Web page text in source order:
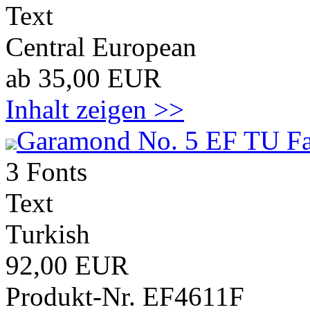
Text
Central European
ab 35,00 EUR
Inhalt zeigen >>
Garamond No. 5 EF TU
3 Fonts
Text
Turkish
92,00 EUR
Produkt-Nr. EF4611F